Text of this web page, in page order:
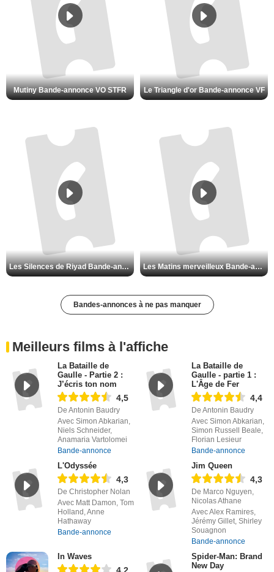
Mutiny Bande-annonce VO STFR Le Triangle d'or Bande-annonce VF
Les Silences de Riyad Bande-annonce VO STFR Les Matins merveilleux Bande-annonce VF
Meilleurs films à l'affiche
La Bataille de
Gaulle - Partie 2 :
J’écris ton nom
4,5
De Antonin Baudry
Avec Simon Abkarian,
Niels Schneider,
Anamaria Vartolomei
La Bataille de
Gaulle - partie 1 :
L'Âge de Fer
4,4
De Antonin Baudry
Avec Simon Abkarian,
Simon Russell Beale,
Florian Lesieur
L'Odyssée
4,3
De Christopher Nolan
Avec Matt Damon, Tom
Holland, Anne
Hathaway
Jim Queen
4,3
De Marco Nguyen,
Nicolas Athane
Avec Alex Ramires,
Jérémy Gillet, Shirley
Souagnon
In Waves
Spider-Man: Brand